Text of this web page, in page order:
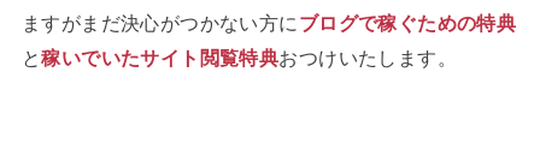
ますがまだ決心がつかない方に ブログで稼ぐための特典
と稼いでいたサイト閲覧特典おつけいたします。